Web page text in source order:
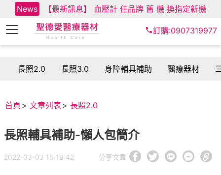
News 【最新訊息】 血壓計 任品牌 舊 機 換指定新機
訂購:0907319977
長照2.0 長照3.0 身障輔具補助 醫療器材
首頁 文章列表 長照2.0
長照輔具補助-懶人包簡介
2022-03-03 15:18:42 分享文章